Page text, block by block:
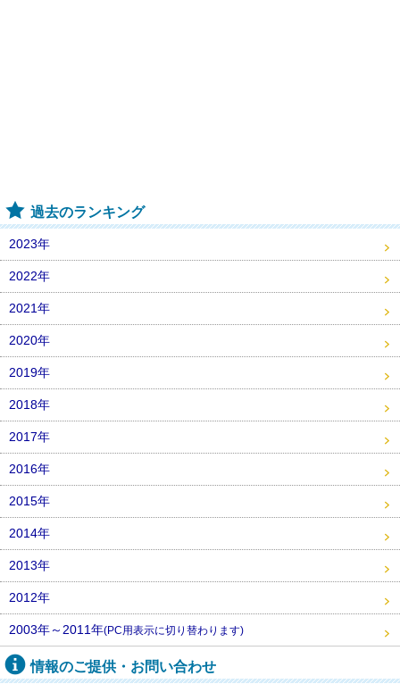
過去のランキング
2023年
2022年
2021年
2020年
2019年
2018年
2017年
2016年
2015年
2014年
2013年
2012年
2003年～2011年(PC用表示に切り替わります)
情報のご提供・お問い合わせ